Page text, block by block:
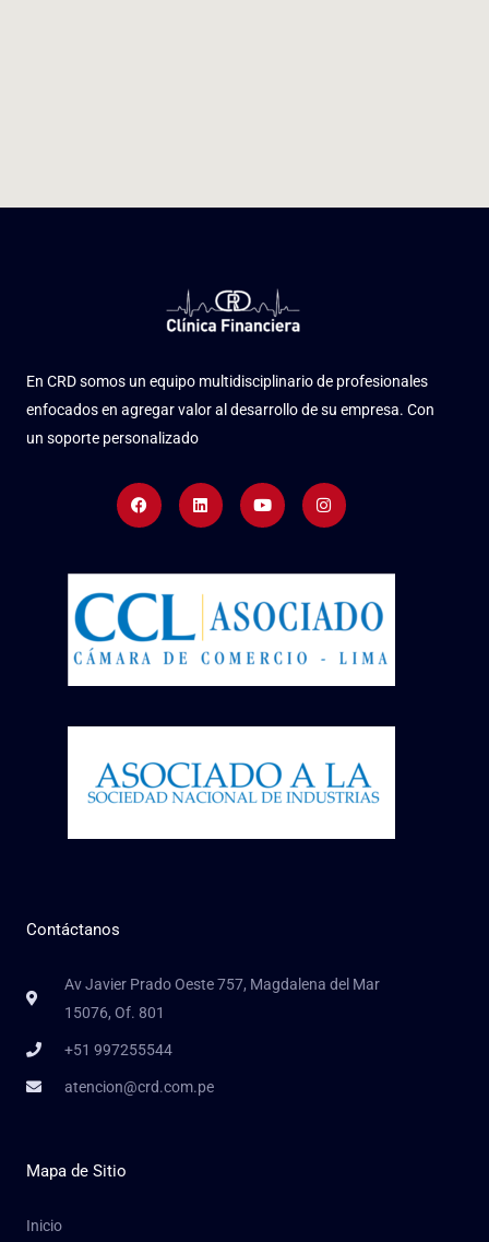
En CRD somos un equipo multidisciplinario de profesionales
enfocados en agregar valor al desarrollo de su empresa. Con
un soporte personalizado
FacebookLinkedinYoutubeInstagram
Contáctanos
Av Javier Prado Oeste 757, Magdalena del Mar
15076, Of. 801
+51 997255544
atencion@crd.com.pe
Mapa de Sitio
Inicio